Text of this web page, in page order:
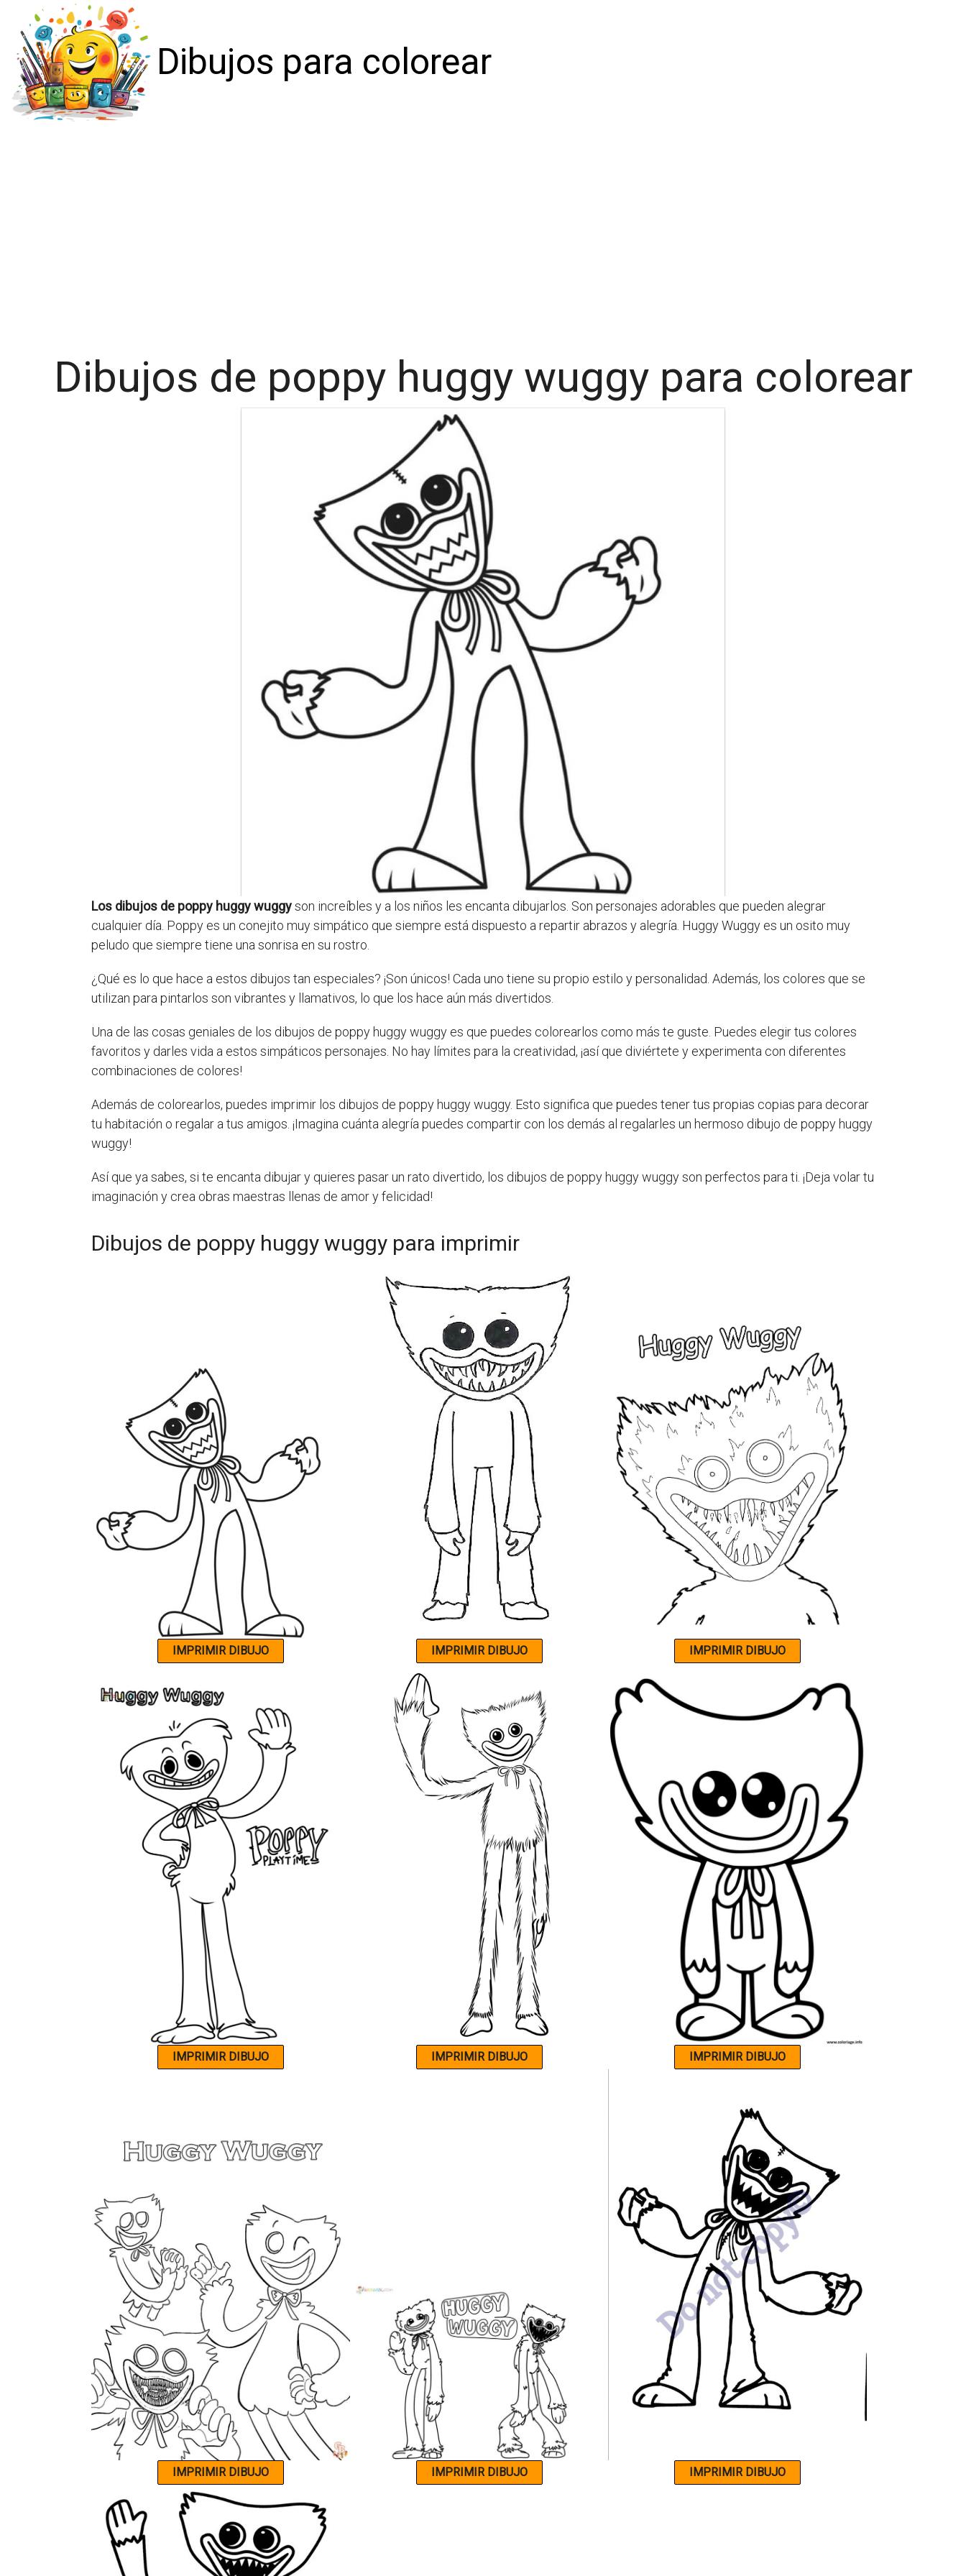
Dibujos para colorear
Dibujos de poppy huggy wuggy para colorear
Los dibujos de poppy huggy wuggyson increíbles y a los niños les encanta dibujarlos. Son personajes adorables que pueden alegrar
cualquier día. Poppy es un conejito muy simpático que siempre está dispuesto a repartir abrazos y alegría. Huggy Wuggy es un osito muy
peludo que siempre tiene una sonrisa en su rostro.
¿Qué es lo que hace a estos dibujos tan especiales? ¡Son únicos! Cada uno tiene su propio estilo y personalidad. Además, los colores que se
utilizan para pintarlos son vibrantes y llamativos, lo que los hace aún más divertidos.
Una de las cosas geniales de los dibujos de poppy huggy wuggy es que puedes colorearlos como más te guste. Puedes elegir tus colores
favoritos y darles vida a estos simpáticos personajes. No hay límites para la creatividad, ¡así que diviértete y experimenta con diferentes
combinaciones de colores!
Además de colorearlos, puedes imprimir los dibujos de poppy huggy wuggy. Esto significa que puedes tener tus propias copias para decorar
tu habitación o regalar a tus amigos. ¡Imagina cuánta alegría puedes compartir con los demás al regalarles un hermoso dibujo de poppy huggy
wuggy!
Así que ya sabes, si te encanta dibujar y quieres pasar un rato divertido, los dibujos de poppy huggy wuggy son perfectos para ti. ¡Deja volar tu
imaginación y crea obras maestras llenas de amor y felicidad!
Dibujos de poppy huggy wuggy para imprimir